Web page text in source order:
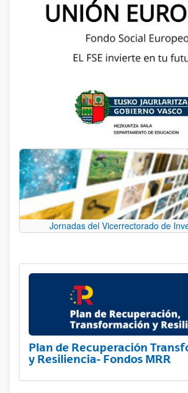
Jornadas del Vicerrectorado de
Plan de Recuperación
y Resiliencia- Fondos MRR